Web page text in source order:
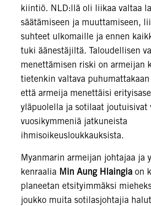
kiintiö. NLD:llä oli liikaa valtaa
säätämiseen ja muuttamiseen,
suhteet ulkomaille ja ennen
tuki äänestäjiltä. Taloudellisen
menettämisen riski on armeijan
tietenkin valtava
että armeija menettäisi
yläpuolella ja sotilaat joutuisivat
vuosikymmeniä jatkuneista
ihmisoikeusloukkauksista.
Myanmarin armeijan johtajaa ja
kenraalia Min Aung Hlaingia on
planeetan etsityimmäksi
joukko muita sotilasjohtajia